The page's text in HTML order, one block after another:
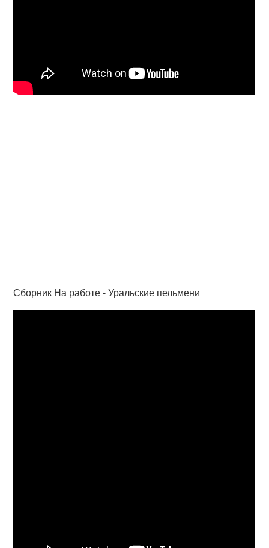
Сборник На работе - Уральские пельмени